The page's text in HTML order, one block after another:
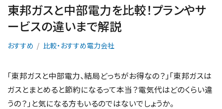
東邦ガスと中部電力を比較！プランやサ
ービスの違いまで解説
おすすめ 比較・おすすめ電力会社
「東邦ガスと中部電力、結局どっちがお得なの？」「東邦ガスは
ガスとまとめると節約になるって本当？電気代はどのくらい違
うの？」と気になる方もいるのではないでしょうか。